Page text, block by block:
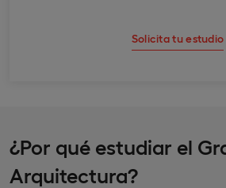
Solicita tu estudio
¿Por qué estudiar el
Arquitectura?